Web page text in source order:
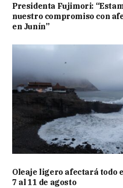
Presidenta Fujimori:
nuestro compromiso con
en Junín”
Oleaje ligero afectará todo
7 al 11 de agosto